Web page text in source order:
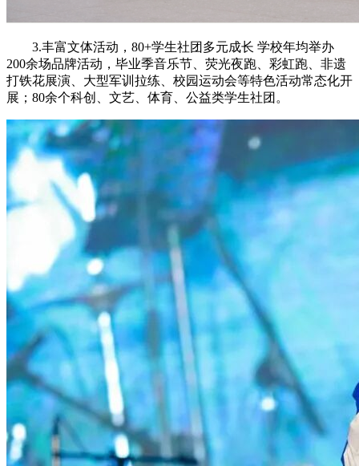
3.丰富文体活动，80+学生社团多元成长 学校年均举办
200余场品牌活动，毕业季音乐节、荧光夜跑、彩虹跑、非遗
打铁花展演、大型军训拉练、校园运动会等特色活动常态化开
展；80余个科创、文艺、体育、公益类学生社团。